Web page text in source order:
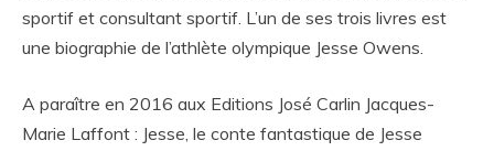
sportif et consultant sportif. L’un de ses trois livres est
une biographie de l’athlète olympique Jesse Owens.
A paraître en 2016 aux Editions José Carlin Jacques-
Marie Laffont : Jesse, le conte fantastique de Jesse